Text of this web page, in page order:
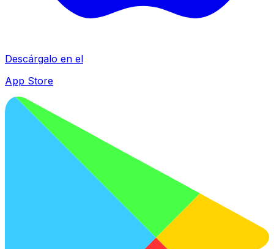
Descárgalo en el
App Store